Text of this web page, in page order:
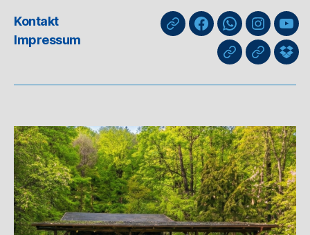
Kontakt
Impressum
nuLigaFacebookWhatsApp-
Kanal
GIPHYThreads